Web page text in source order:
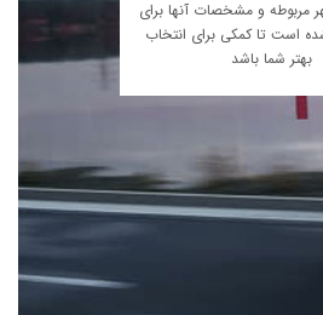
مربوطه و مشخصات آنها برای
است تا کمکی برای انتخاب
بهتر شما باشد